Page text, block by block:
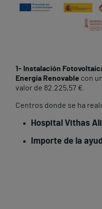
1- Instalación
Energía Renovable con
valor de 82.225,57 €.
Centros donde se ha
Hospital Vithas
Importe de la